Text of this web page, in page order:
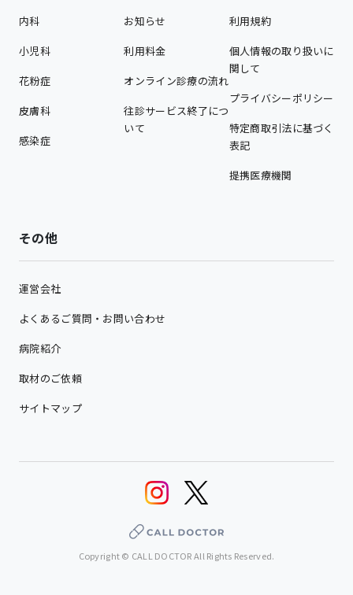
内科
小児科
花粉症
皮膚科
感染症
お知らせ
利用料金
オンライン診療の流れ
往診サービス終了につ
いて
利用規約
個人情報の取り扱いに
関して
プライバシーポリシー
特定商取引法に基づく
表記
提携医療機関
その他
運営会社
よくあるご質問・お問い合わせ
病院紹介
取材のご依頼
サイトマップ
Copyright © CALL DOCTOR All Rights Reserved.